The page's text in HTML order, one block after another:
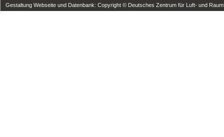
Gestaltung Webseite und Datenbank: Copyright © Deutsches Zentrum für Luft- und